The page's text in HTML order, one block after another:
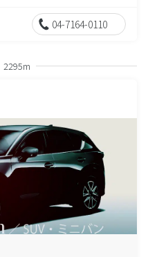
04-7164-0110
2295m